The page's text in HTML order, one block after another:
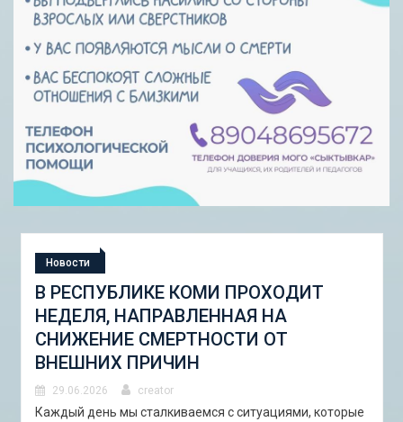
Новости
В РЕСПУБЛИКЕ КОМИ ПРОХОДИТ
НЕДЕЛЯ, НАПРАВЛЕННАЯ НА
СНИЖЕНИЕ СМЕРТНОСТИ ОТ
ВНЕШНИХ ПРИЧИН
29.06.2026 creator
Каждый день мы сталкиваемся с ситуациями, которые